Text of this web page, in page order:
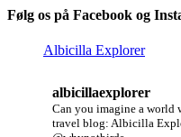
Følg os på Facebook og
Albicilla Explorer
albicillaexplorer
Can you imagine a world
travel blog: Albicilla